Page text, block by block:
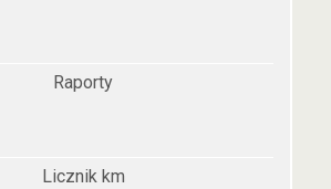
Raporty
Licznik km